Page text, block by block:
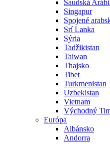
Saudská
Singapur
Spojené
Srí Lanka
Sýria
Tadžikistan
Taiwan
Thajsko
Tibet
Turkmenistan
Uzbekistan
Vietnam
Východný
Európa
Albánsko
Andorra